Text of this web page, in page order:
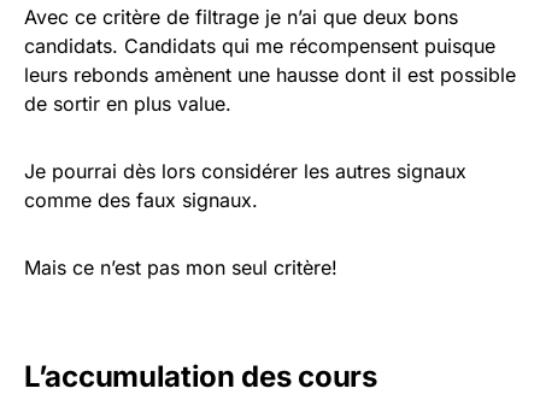
Avec ce critère de filtrage je n’ai que deux bons
candidats. Candidats qui me récompensent puisque
leurs rebonds amènent une hausse dont il est possible
de sortir en plus value.
Je pourrai dès lors considérer les autres signaux
comme des faux signaux.
Mais ce n’est pas mon seul critère!
L’accumulation des cours